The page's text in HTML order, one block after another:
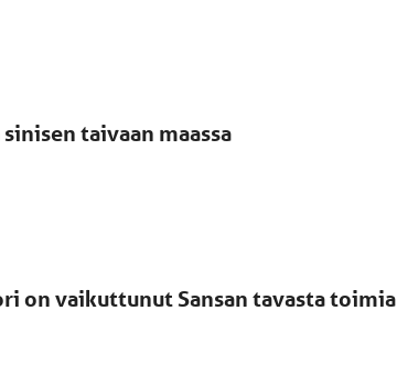
taivaan maassa
on vaikuttunut Sansan tavasta toimia